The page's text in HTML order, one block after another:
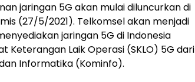
jaringan 5G akan mulai diluncurkan di
(27/5/2021). Telkomsel akan menjadi
jaringan 5G di Indonesia
Keterangan Laik Operasi (SKLO) 5G dari
Informatika (Kominfo).